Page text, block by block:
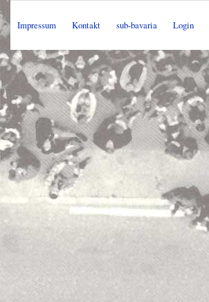
Impressum Kontakt sub-bavaria Login